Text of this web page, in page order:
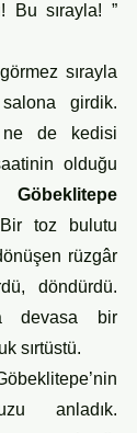
Bu sırayla! ”
sırayla
girdik.
ne de kedisi
olduğu
Göbeklitepe
Bir toz bulutu
rüzgâr
döndürdü.
devasa bir
sırtüstü.
anladık.